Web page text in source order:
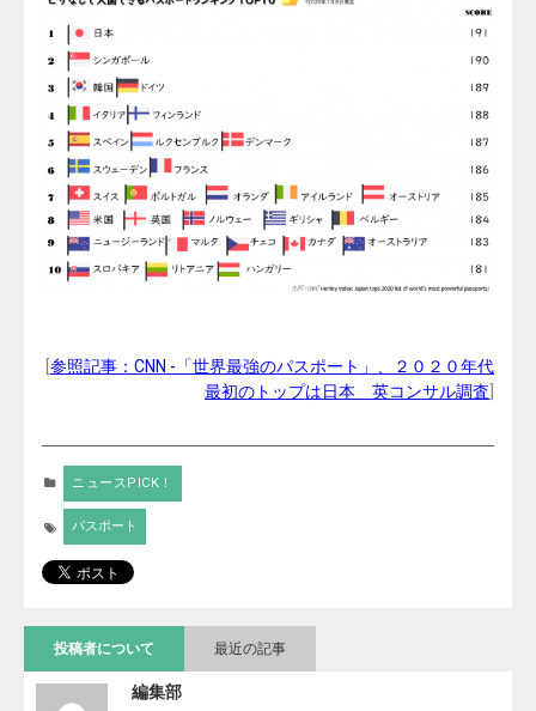
参照記事：CNN -「世界最強のパスポート」、２０２０年代
最初のトップは日本 英コンサル調査
ニュースPICK！
パスポート
投稿者について 最近の記事
編集部